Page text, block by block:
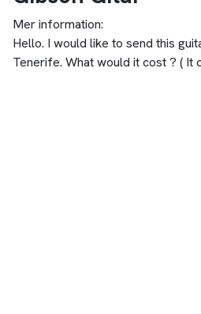
Mer information:
Hello. I would like to send this
Tenerife. What would it cost ? ( It